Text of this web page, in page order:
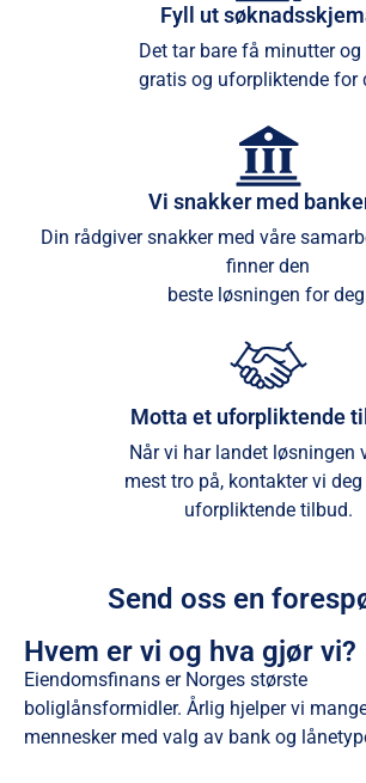
Fyll ut
Det tar bare få minutter og
gratis og uforpliktende for
Vi snakker med
Din rådgiver snakker med våre
finner den
beste løsningen for
Motta et uforpliktende
Når vi har landet løsningen
mest tro på, kontakter vi
uforpliktende tilbud.
Send oss en
Hvem er vi og hva gjør vi?
Eiendomsfinans er Norges største
boliglånsformidler. Årlig hjelper vi
mennesker med valg av bank og